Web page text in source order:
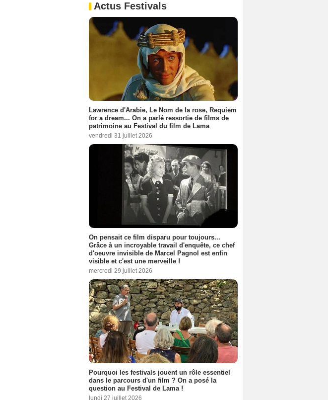
Actus Festivals
Lawrence d'Arabie, Le Nom de la rose, Requiem
for a dream... On a parlé ressortie de films de
patrimoine au Festival du film de Lama
vendredi 31 juillet 2026
On pensait ce film disparu pour toujours...
Grâce à un incroyable travail d'enquête, ce chef
d'oeuvre invisible de Marcel Pagnol est enfin
visible et c'est une merveille !
mercredi 29 juillet 2026
Pourquoi les festivals jouent un rôle essentiel
dans le parcours d'un film ? On a posé la
question au Festival de Lama !
lundi 27 juillet 2026